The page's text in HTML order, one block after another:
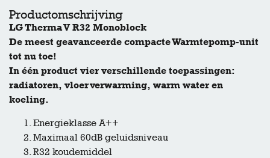
Productomschrijving
LG Therma V R32 Monoblock
De meest geavanceerde compacte Warmtepomp-unit
tot nu toe!
In één product vier verschillende toepassingen:
radiatoren, vloerverwarming, warm water en
koeling.
Energieklasse A++
Maximaal 60dB geluidsniveau
R32 koudemiddel